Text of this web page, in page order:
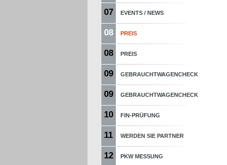
07 EVENTS / NEWS
08 PREIS
08 PREIS
09 GEBRAUCHTWAGENCHECK
09 GEBRAUCHTWAGENCHECK
10 FIN-PRÜFUNG
11 WERDEN SIE PARTNER
12 PKW MESSUNG